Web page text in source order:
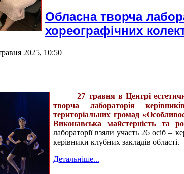
Обласна творча
хореографічних
2025, 10:50
27 травня в Центрі
творча лабораторія
територіальних громад
Виконавська майстерність та
лабораторії взяли участь 26 осіб –
керівники клубних закладів області.
Детальніше...